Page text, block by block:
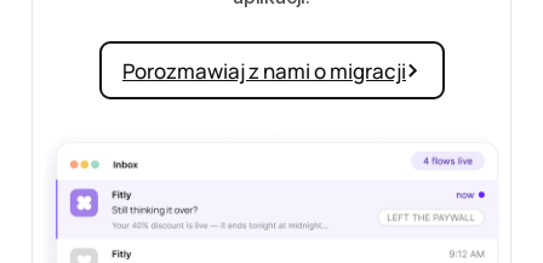
Porozmawiaj z nami o migracji